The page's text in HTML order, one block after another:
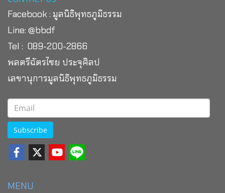
Facebook : มูลนิธิพุทธภูมิธรรม
Line: @bbdf
Tel : 089-200-2866
พลตรีฉัตรไชย ประจุศิลป
เลขานุการมูลนิธิพุทธภูมิธรรม
Subscribe
MENU